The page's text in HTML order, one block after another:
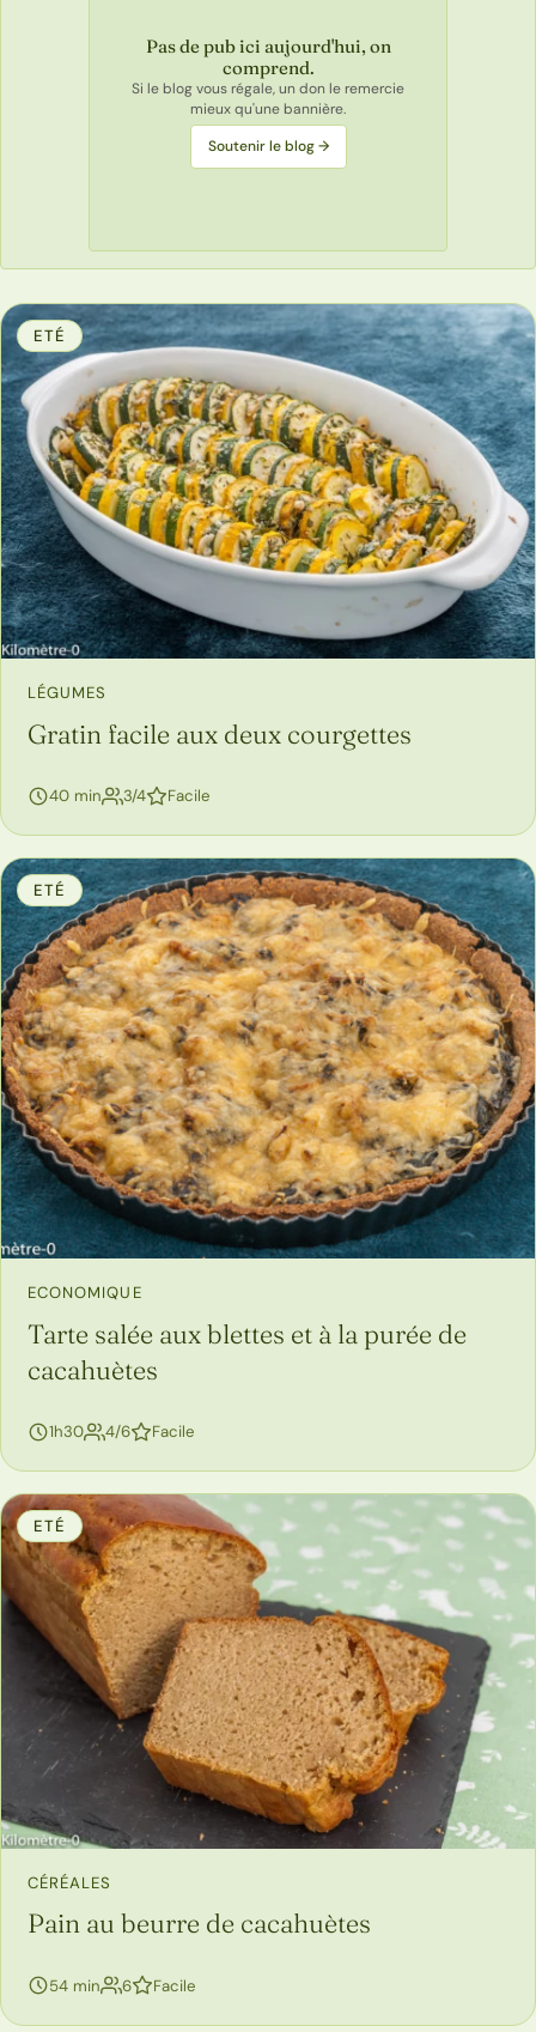
Pas de pub ici aujourd'hui, on
comprend.
Si le blog vous régale, un don le remercie
mieux qu'une bannière.
Soutenir le blog →
ETÉ
LÉGUMES
Gratin facile aux deux courgettes
40 min 3/4personnes
Facile
ETÉ
ECONOMIQUE
Tarte salée aux blettes et à la purée de
cacahuètes
1h30 4/6personnes
Facile
ETÉ
CÉRÉALES
Pain au beurre de cacahuètes
54 min 6personnes
Facile